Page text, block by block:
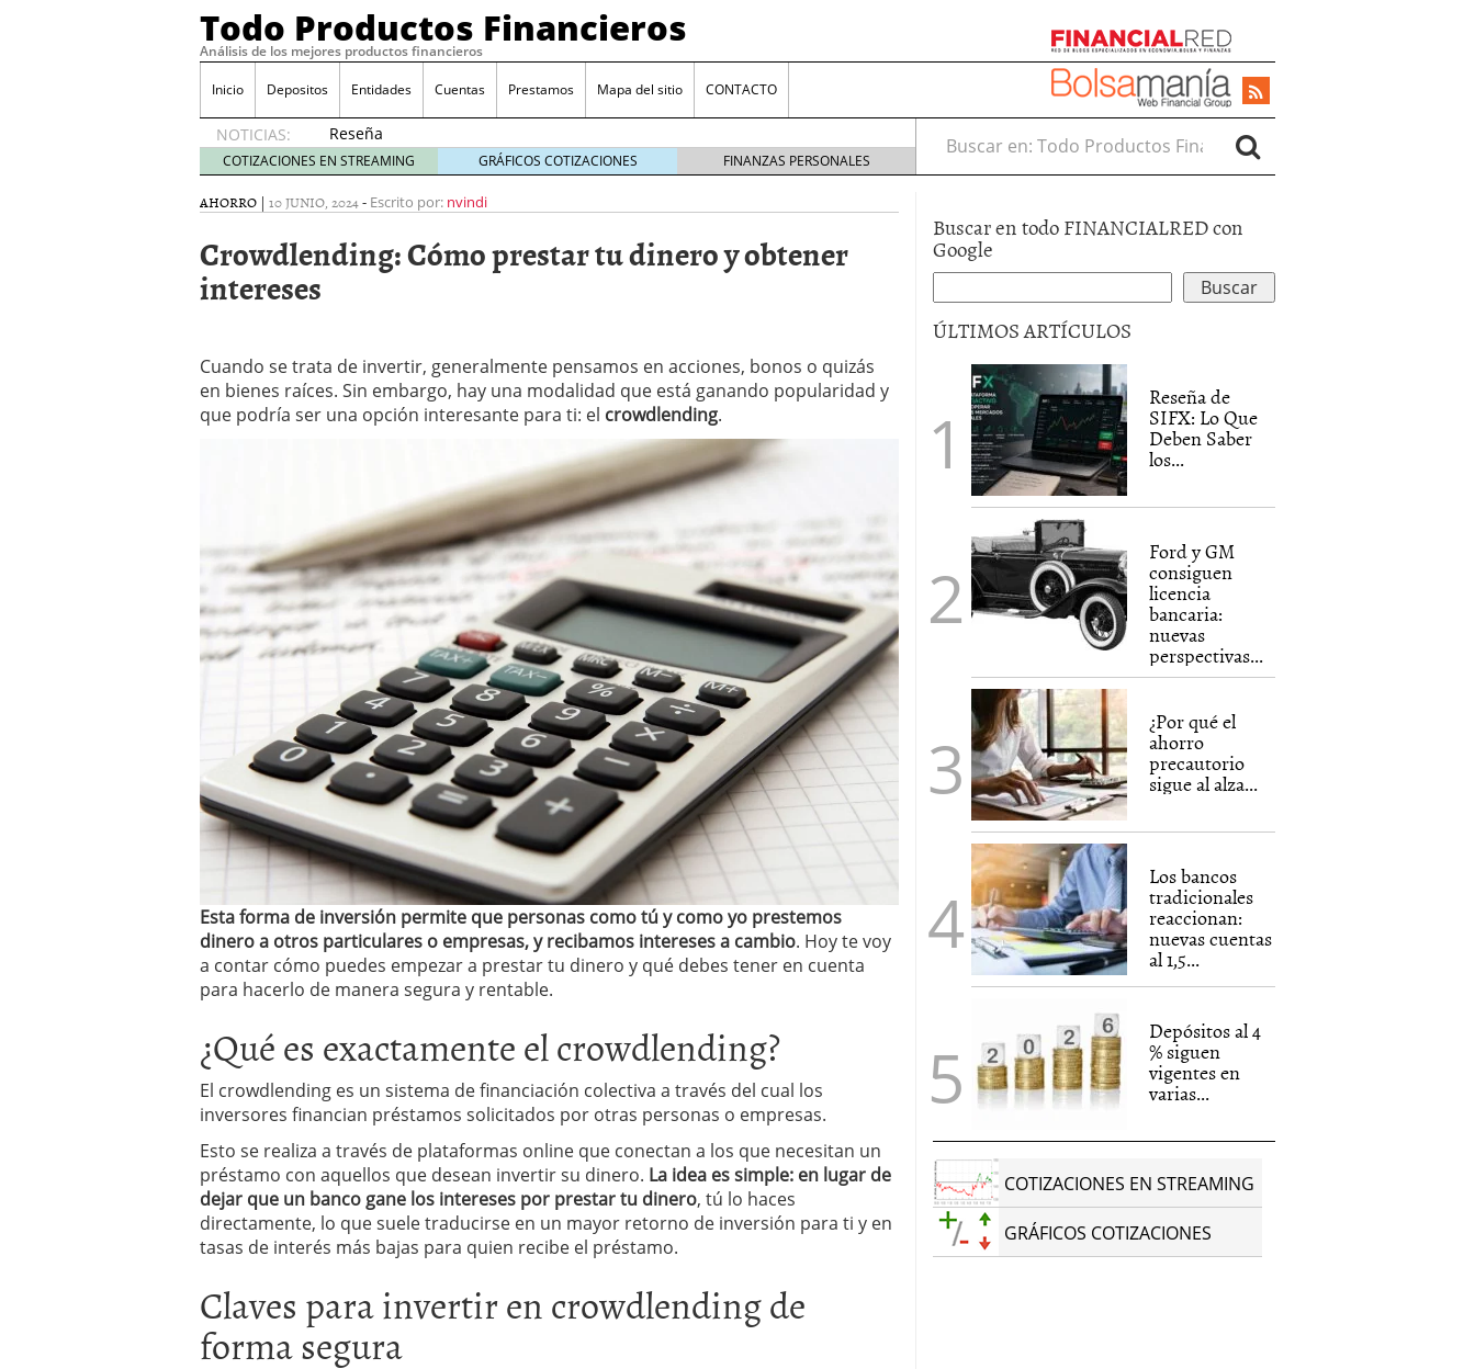
Todo Productos Financieros
Análisis de los mejores productos financieros
Inicio Depositos Entidades Cuentas Prestamos Mapa del sitio CONTACTO
NOTICIAS:
Reseña
de SIFX:
Lo Que
Deben
los
Traders
Ford y GM consiguen licencia bancaria: nuevas perspectivas para productos
financieros ligados al sector automotriz 26/01/2026
¿Por qué el ahorro precautorio sigue al alza entre los hogares?
Los bancos tradicionales reaccionan: nuevas cuentas al 1,5 % tras la
12/01/2026
Depósitos al 4 % siguen vigentes en varias entidades: ¿qué plazos y
condiciones pedir? 09/01/2026
COTIZACIONES EN STREAMING GRÁFICOS COTIZACIONES FINANZAS PERSONALES
Buscar en:
AHORRO | 10 JUNIO, 2024- Escrito por: nvindi
Crowdlending: Cómo prestar tu dinero y obtener
intereses
Cuando se trata de invertir, generalmente pensamos en acciones, bonos o quizás
en bienes raíces. Sin embargo, hay una modalidad que está ganando popularidad y
que podría ser una opción interesante para ti: el crowdlending.
Esta forma de inversión permite que personas como tú y como yo prestemos
dinero a otros particulares o empresas, y recibamos intereses a cambio. Hoy te voy
a contar cómo puedes empezar a prestar tu dinero y qué debes tener en cuenta
para hacerlo de manera segura y rentable.
¿Qué es exactamente el crowdlending?
El crowdlending es un sistema de financiación colectiva a través del cual los
inversores financian préstamos solicitados por otras personas o empresas.
Esto se realiza a través de plataformas online que conectan a los que necesitan un
préstamo con aquellos que desean invertir su dinero. La idea es simple: en lugar de
dejar que un banco gane los intereses por prestar tu dinero, tú lo haces
directamente, lo que suele traducirse en un mayor retorno de inversión para ti y en
tasas de interés más bajas para quien recibe el préstamo.
Claves para invertir en crowdlending de
forma segura
Buscar en todo FINANCIALRED con
Google
ÚLTIMOS ARTÍCULOS
Reseña de
SIFX: Lo Que
Deben Saber
los...
Ford y GM
consiguen
licencia
bancaria:
nuevas
perspectivas...
¿Por qué el
ahorro
precautorio
sigue al alza...
Los bancos
tradicionales
reaccionan:
nuevas cuentas
al 1,5...
Depósitos al 4
% siguen
vigentes en
varias...
COTIZACIONES EN STREAMING
GRÁFICOS COTIZACIONES